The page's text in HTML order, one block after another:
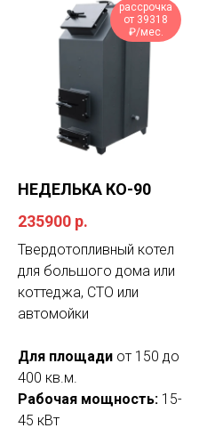
рассрочка
от 39318
₽/мес.
НЕДЕЛЬКА КО-90
235900 р.
Твердотопливный котел
для большого дома или
коттеджа, СТО или
автомойки
Для площади от 150 до
400 кв.м.
Рабочая мощность: 15-
45 кВт